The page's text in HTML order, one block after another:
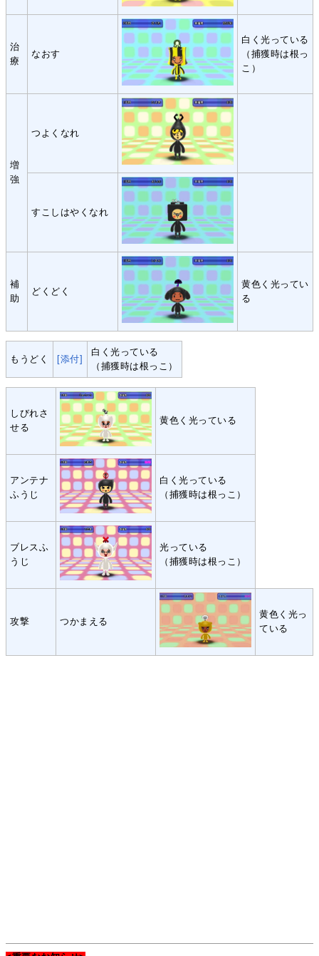
治
療
なおす
白く光っている
（捕獲時は根っ
こ）
増
強
つよくなれ
すこしはやくなれ
補
助
どくどく
黄色く光ってい
る
もうどく [添付]
白く光っている
（捕獲時は根っこ）
しびれさ
せる
黄色く光っている
アンテナ
ふうじ
白く光っている
（捕獲時は根っこ）
ブレスふ
うじ
光っている
（捕獲時は根っこ）
攻撃 つかまえる
黄色く光っ
ている